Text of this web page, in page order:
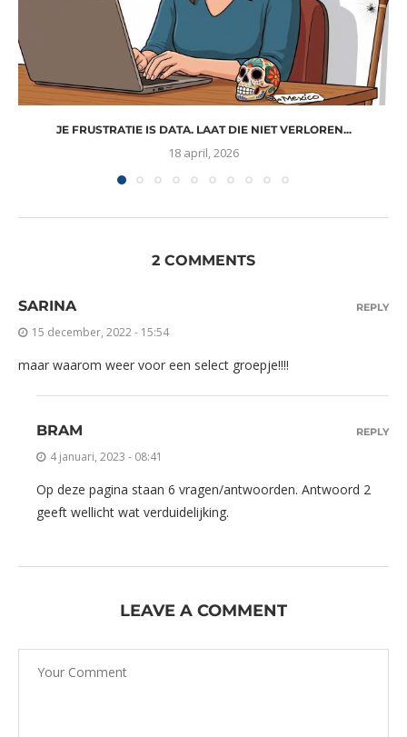
JE FRUSTRATIE IS DATA. LAAT DIE NIET VERLOREN...
18 april, 2026
2 COMMENTS
SARINA
15 december, 2022 - 15:54
maar waarom weer voor een select groepje!!!!
REPLY
BRAM
4 januari, 2023 - 08:41
Op deze pagina staan 6 vragen/antwoorden. Antwoord 2
geeft wellicht wat verduidelijking.
REPLY
LEAVE A COMMENT